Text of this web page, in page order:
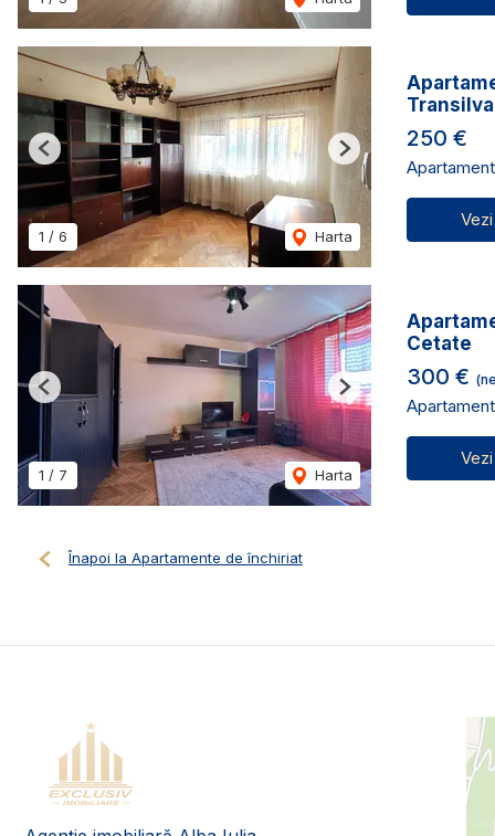
1 / 6 Harta
Previous Next
250 €
1 / 7 Harta
Previous Next
Cetate
300 €
Înapoi la Apartamente de închiriat